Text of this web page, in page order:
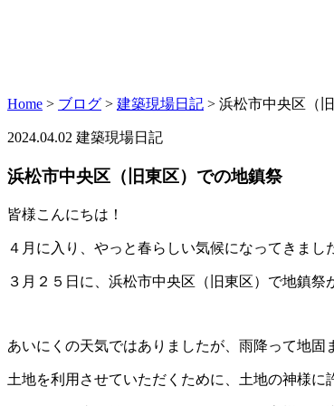
Home > ブログ > 建築現場日記 > 浜松市中央区（
2024.04.02 建築現場日記
浜松市中央区（旧東区）での地鎮祭
皆様こんにちは！
４月に入り、やっと春らしい気候になってきまし
３月２５日に、浜松市中央区（旧東区）で地鎮祭
あいにくの天気ではありましたが、雨降って地
土地を利用させていただくために、土地の神様に